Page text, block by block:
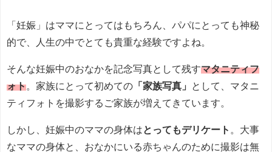
「妊娠」はママにとってはもちろん、パパにとっても神秘
的で、人生の中でとても貴重な経験ですよね。
そんな妊娠中のおなかを記念写真として残すマタニティフ
ォト 。家族にとって初めての 「家族写真」
として、マタニ
ティフォトを撮影するご家族が増えてきています。
しかし、妊娠中のママの身体は とってもデリケート
。大事
なママの身体と、おなかにいる赤ちゃんのために撮影は無